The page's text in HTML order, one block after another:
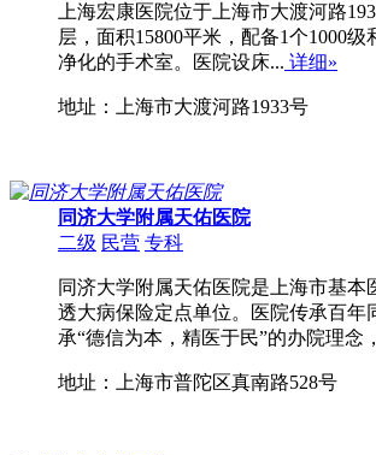
上海宏康医院位于上海市大渡河路
层，面积15800平米，配备1个1000级
净化的手术室。医院设床... 详细»
地址：上海市大渡河路1933号
同济大学附属天佑医院
二级 民营 专科
同济大学附属天佑医院是上海市基本
透大病保险定点单位。医院传承百年
承“德信为本，精医于民”的办院理念
地址：上海市普陀区真南路528号